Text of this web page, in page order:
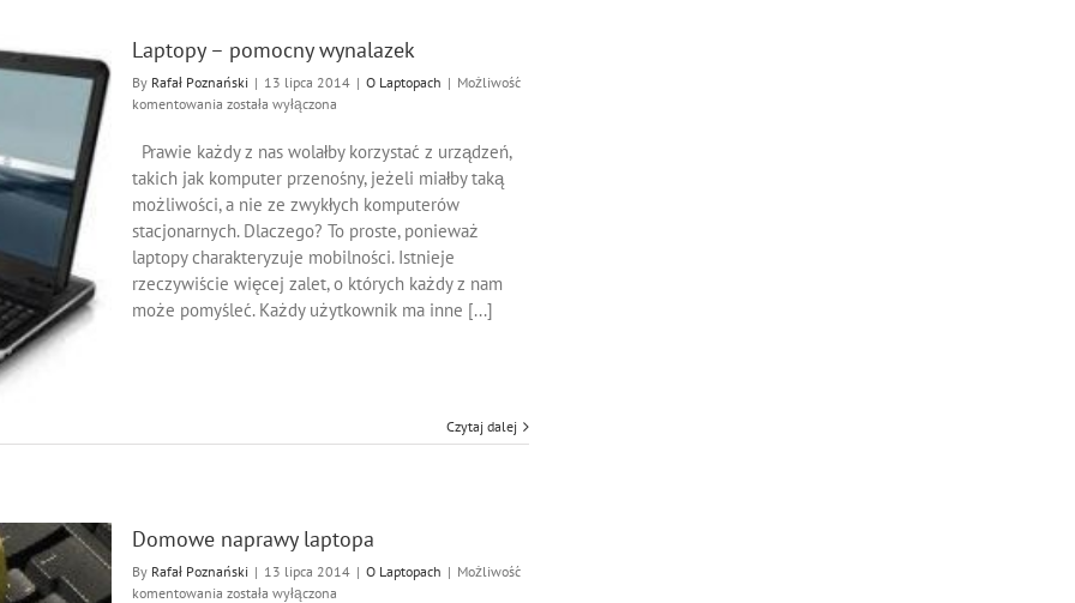
Laptopy – pomocny wynalazek
By Rafał Poznański | 13 lipca 2014 | O Laptopach | Możliwość
komentowania Laptopy
pomocny
wynalazek
została wyłączona
Prawie każdy z nas wolałby korzystać z urządzeń,
takich jak komputer przenośny, jeżeli miałby taką
możliwości, a nie ze zwykłych komputerów
stacjonarnych. Dlaczego? To proste, ponieważ
laptopy charakteryzuje mobilności. Istnieje
rzeczywiście więcej zalet, o których każdy z nam
może pomyśleć. Każdy użytkownik ma inne [...]
Czytaj dalej
Domowe naprawy laptopa
By Rafał Poznański | 13 lipca 2014 | O Laptopach | Możliwość
komentowania Domowe
została wyłączona